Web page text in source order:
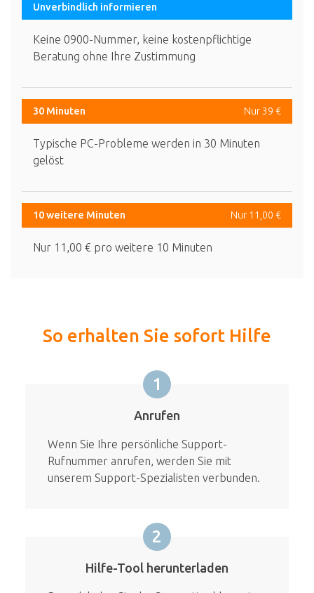
Unverbindlich informieren
Keine 0900-Nummer, keine kostenpflichtige
Beratung ohne Ihre Zustimmung
30 Minuten Nur 39 €
Typische PC-Probleme werden in 30 Minuten
gelöst
10 weitere Minuten Nur 11,00 €
Nur 11,00 € pro weitere 10 Minuten
So erhalten Sie sofort Hilfe
1
Anrufen
Wenn Sie Ihre persönliche Support-
Rufnummer anrufen, werden Sie mit
unserem Support-Spezialisten verbunden.
2
Hilfe-Tool herunterladen